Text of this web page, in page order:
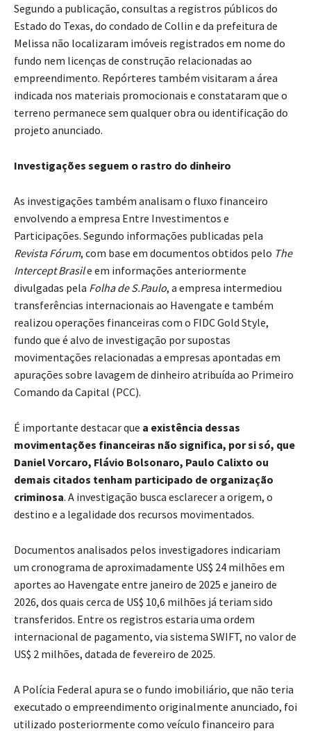
Segundo a publicação, consultas a registros públicos do
Estado do Texas, do condado de Collin e da prefeitura de
Melissa não localizaram imóveis registrados em nome do
fundo nem licenças de construção relacionadas ao
empreendimento. Repórteres também visitaram a área
indicada nos materiais promocionais e constataram que o
terreno permanece sem qualquer obra ou identificação do
projeto anunciado.
Investigações seguem o rastro do dinheiro
As investigações também analisam o fluxo financeiro
envolvendo a empresa Entre Investimentos e
Participações. Segundo informações publicadas pela
Revista Fórum, com base em documentos obtidos pelo The
Intercept Brasile em informações anteriormente
divulgadas pela Folha de S.Paulo, a empresa intermediou
transferências internacionais ao Havengate e também
realizou operações financeiras com o FIDC Gold Style,
fundo que é alvo de investigação por supostas
movimentações relacionadas a empresas apontadas em
apurações sobre lavagem de dinheiro atribuída ao Primeiro
Comando da Capital (PCC).
É importante destacar que a existência dessas
movimentações financeiras não significa, por si só, que
Daniel Vorcaro, Flávio Bolsonaro, Paulo Calixto ou
demais citados tenham participado de organização
criminosa. A investigação busca esclarecer a origem, o
destino e a legalidade dos recursos movimentados.
Documentos analisados pelos investigadores indicariam
um cronograma de aproximadamente US$ 24 milhões em
aportes ao Havengate entre janeiro de 2025 e janeiro de
2026, dos quais cerca de US$ 10,6 milhões já teriam sido
transferidos. Entre os registros estaria uma ordem
internacional de pagamento, via sistema SWIFT, no valor de
US$ 2 milhões, datada de fevereiro de 2025.
A Polícia Federal apura se o fundo imobiliário, que não teria
executado o empreendimento originalmente anunciado, foi
utilizado posteriormente como veículo financeiro para